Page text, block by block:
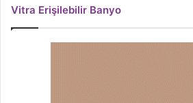
Vitra Erişilebilir Banyo